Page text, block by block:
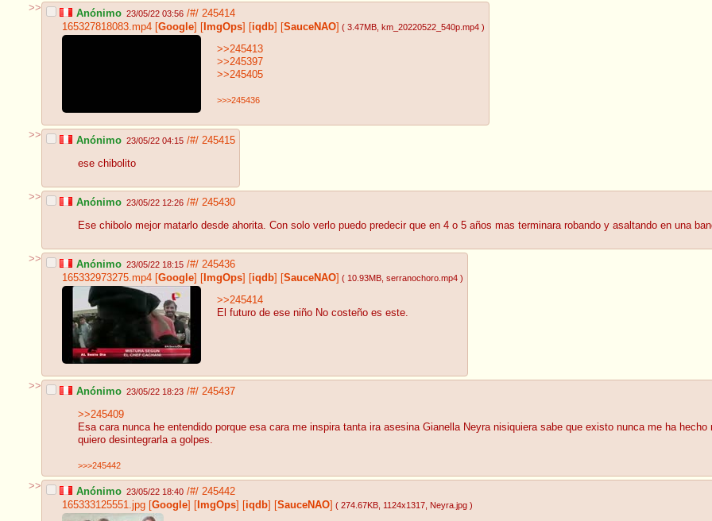
>> Anónimo 23/05/22 03:56 /#/ 245414
165327818083.mp4 [Google] [ ImgOps] [iqdb] [SauceNAO] ( 3.47MB , km_20220522_540p.mp4 )
>>245413
>>245397
>>245405
>>>245436
>> Anónimo 23/05/22 04:15 /#/ 245415
ese chibolito
>> Anónimo 23/05/22 12:26 /#/ 245430
Ese chibolo mejor matarlo desde ahorita. Con solo verlo puedo predecir que en 4 o 5 años mas terminara robando y asaltando en una
>> Anónimo 23/05/22 18:15 /#/ 245436
165332973275.mp4 [Google] [ ImgOps] [iqdb] [SauceNAO] ( 10.93MB , serranochoro.mp4 )
>>245414
El futuro de ese niño No costeño es este.
>> Anónimo 23/05/22 18:23 /#/ 245437
>>245409
Esa cara nunca he entendido porque esa cara me inspira tanta ira asesina Gianella Neyra nisiquiera sabe que existo nunca me ha
quiero desintegrarla a golpes.
>>>245442
>> Anónimo 23/05/22 18:40 /#/ 245442
165333125551.jpg [Google] [ ImgOps] [iqdb] [SauceNAO] ( 274.67KB , 1124x1317 , Neyra.jpg )